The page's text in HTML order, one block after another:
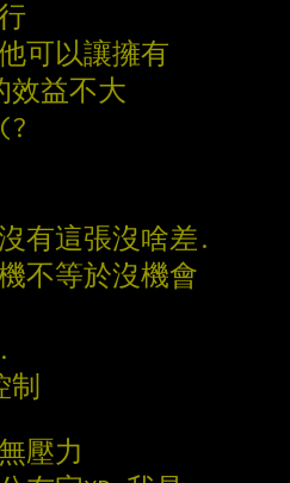
可以讓擁有
益不大
有這張沒啥差.
不等於沒機會
壓力